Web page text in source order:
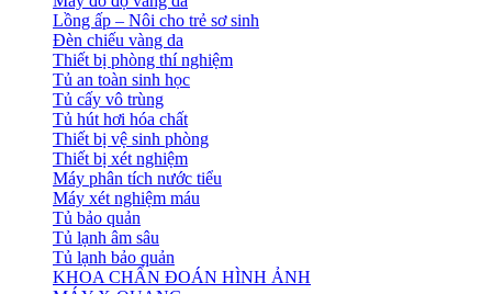
Lồng ấp – Nôi cho trẻ sơ sinh
Đèn chiếu vàng da
Thiết bị phòng thí nghiệm
Tủ an toàn sinh học
Tủ cấy vô trùng
Tủ hút hơi hóa chất
Thiết bị vệ sinh phòng
Thiết bị xét nghiệm
Máy phân tích nước tiểu
Máy xét nghiệm máu
Tủ bảo quản
Tủ lạnh âm sâu
Tủ lạnh bảo quản
KHOA CHẨN ĐOÁN HÌNH ẢNH